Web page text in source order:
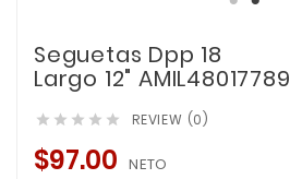
Seguetas Dpp 18
Largo 12" AMIL48017789
     REVIEW (0)
$97.00 NETO